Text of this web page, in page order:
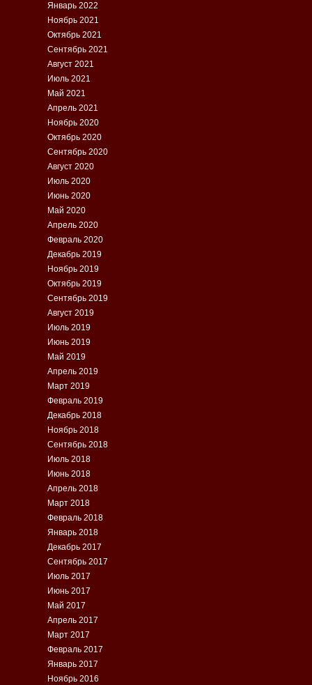
Январь 2022
Ноябрь 2021
Октябрь 2021
Сентябрь 2021
Август 2021
Июль 2021
Май 2021
Апрель 2021
Ноябрь 2020
Октябрь 2020
Сентябрь 2020
Август 2020
Июль 2020
Июнь 2020
Май 2020
Апрель 2020
Февраль 2020
Декабрь 2019
Ноябрь 2019
Октябрь 2019
Сентябрь 2019
Август 2019
Июль 2019
Июнь 2019
Май 2019
Апрель 2019
Март 2019
Февраль 2019
Декабрь 2018
Ноябрь 2018
Сентябрь 2018
Июль 2018
Июнь 2018
Апрель 2018
Март 2018
Февраль 2018
Январь 2018
Декабрь 2017
Сентябрь 2017
Июль 2017
Июнь 2017
Май 2017
Апрель 2017
Март 2017
Февраль 2017
Январь 2017
Ноябрь 2016